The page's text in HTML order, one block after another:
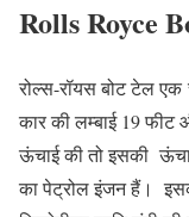
Rolls Royce
रोल्स-रॉयस बोट टेल एक
कार की लम्बाई 19
ऊंचाई की तो इसकी
का पेट्रोल इंजन हैं।